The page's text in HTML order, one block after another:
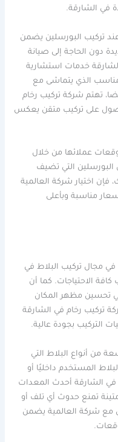
في الشارقة.
تركيب البورسلين يضمن
دون الحاجة إلى صيانة
خدمات استشارية
الذي يتماشى مع
تهتم شركة تركيب رخام
على تركيب متقن يعكس
عملائها من خلال
البورسلين التي تضيف
اختيار شركة العالمية
مناسبة وبأعلى
في مجال تركيب البلاط في
الاحتياجات. كما أن
تحسين مظهر المكان
تركيب رخام في الشارقة
التركيب بجودة عالية.
من أنواع البلاط التي
المستخدم داخليًا أو
في الشارقة أحدث المعدات
تمنع حدوث أي تلف أو
مع شركة العالمية يضمن